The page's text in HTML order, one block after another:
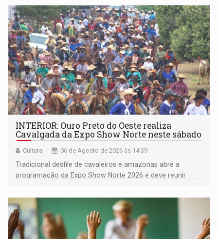
Pedro Geovar (PP) e a vice-prefeita Magna dos Anjos
(NOVO)
INTERIOR: Ouro Preto do Oeste realiza
Cavalgada da Expo Show Norte neste sábado
Cultura 06 de Agosto de 2026 às 14:39
Tradicional desfile de cavaleiros e amazonas abre a
programação da Expo Show Norte 2026 e deve reunir